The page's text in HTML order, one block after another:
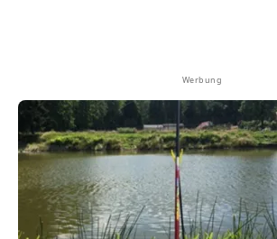
Werbung